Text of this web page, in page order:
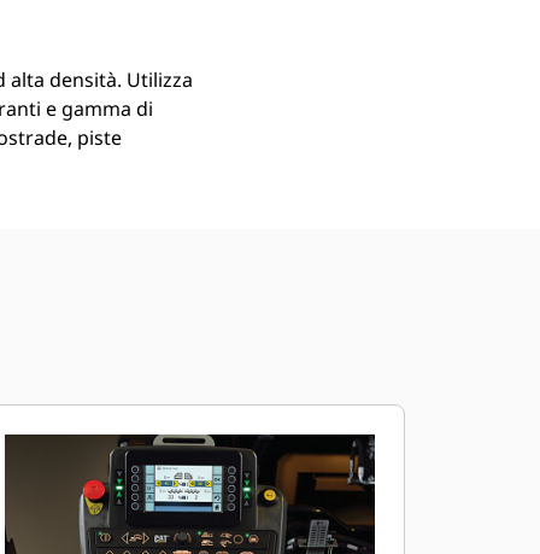
alta densità. Utilizza
e gamma di
piste